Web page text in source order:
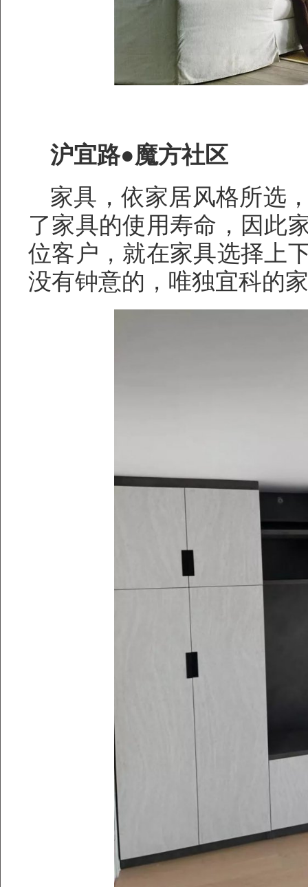
沪宜路●魔方社区
家具，依家居风格所选
了家具的使用寿命，因此
位客户，就在家具选择上
没有钟意的，唯独宜科的